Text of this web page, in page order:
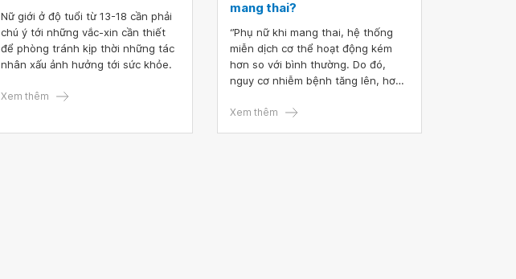
Nữ giới ở độ tuổi từ 13-18 cần phải
chú ý tới những vắc-xin cần thiết
để phòng tránh kịp thời những tác
nhân xấu ảnh hưởng tới sức khỏe.
Xem thêm
mang thai?
‘’Phụ nữ khi mang thai, hệ thống
miễn dịch cơ thể hoạt động kém
hơn so với bình thường. Do đó,
nguy cơ nhiễm bệnh tăng lên, hơn
có thể tiến triển nặng, gây hại tới
Xem thêm